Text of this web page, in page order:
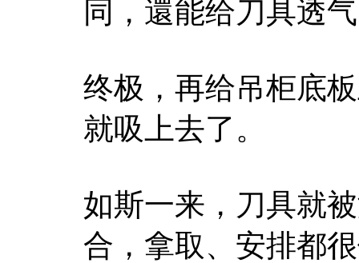
同，還能给刀具透
终极，再给吊柜底
就吸上去了。
如斯一来，刀具就
合，拿取、安排都